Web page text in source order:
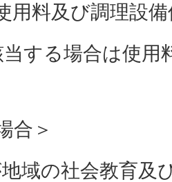
用料及び調理設
当する場合は使
合＞
域の社会教育及